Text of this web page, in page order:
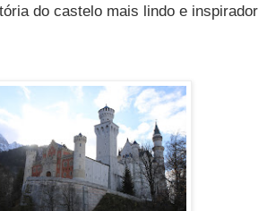
do castelo mais lindo e inspirador